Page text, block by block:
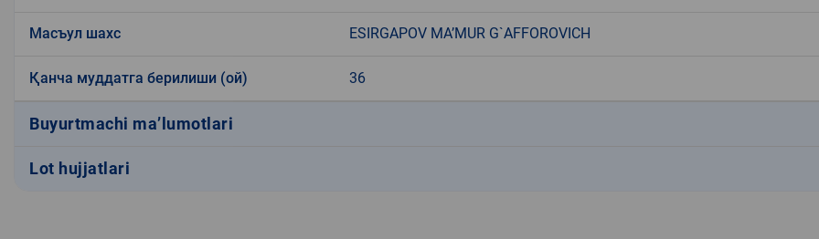
Масъул шахс ESIRGAPOV MA’MUR G`AFFOROVICH
Қанча муддатга берилиши (ой) 36
Buyurtmachi ma’lumotlari
Lot hujjatlari